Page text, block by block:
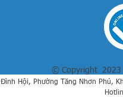
© Copyright 2023
Hội, Phường Tăng Nhơn Phú,